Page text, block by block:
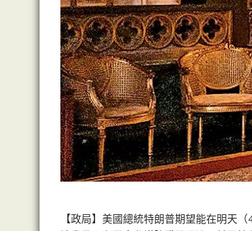
【政局】美國總統特朗普期望能在明天